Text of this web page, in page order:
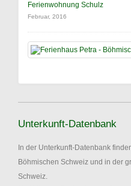
Ferienwohnung Schulz
Februar, 2016
Unterkunft-Datenbank
In der Unterkunft-Datenbank
Böhmischen Schweiz und in der
Schweiz.